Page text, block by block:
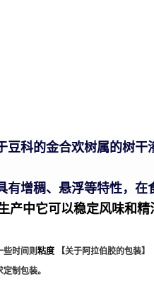
科的金合欢树属的树
增稠、悬浮等特性，在
产中它可以稳定风味和精
些时间则粘度
【关于阿拉伯胶的包装】
制包装。